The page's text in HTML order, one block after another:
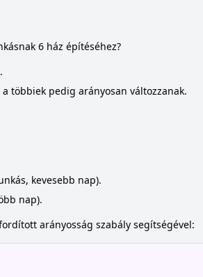
6 ház építéséhez?
többiek pedig arányosan változzanak.
kevesebb nap).
nap).
arányosság szabály segítségével: